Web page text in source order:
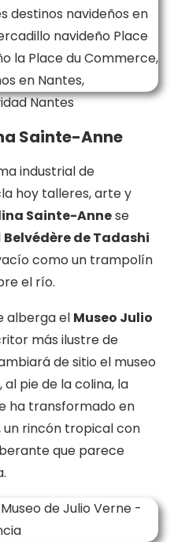
Nantes
Sainte-Anne
industrial de
hoy talleres, arte y
Sainte-Annese
Belvédère de Tadashi
como un trampolín
el río.
alberga el Museo Julio
más ilustre de
de sitio el museo
pie de la colina, la
ha transformado en
un rincón tropical con
que parece